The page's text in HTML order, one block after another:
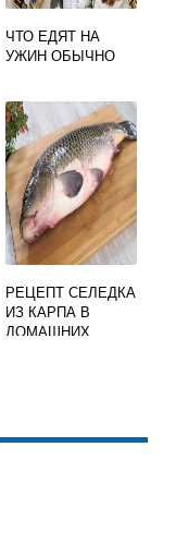
ЧТО ЕДЯТ НА
УЖИН ОБЫЧНО
РЕЦЕПТ СЕЛЕДКА
ИЗ КАРПА В
ДОМАШНИХ